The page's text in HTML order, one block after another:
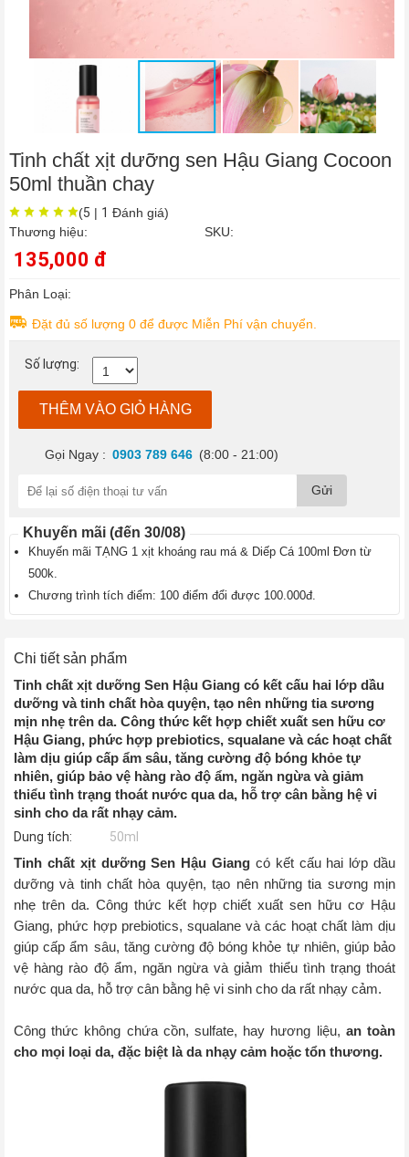
Chăm
sóc
da
›
phẩm
năng
Thực
phẩm
chức
năng
sức
khỏe
› Thực
chức
làm
›
Bách
hóa
Online
Bánh
› Trà
›
Tinh chất xịt dưỡng sen Hậu Giang Cocoon
50ml thuần chay
(5 | 1 Đánh giá)
Thương hiệu:
SKU:
135,000 đ
Phân Loại:
Đặt đủ số lượng 0 để được Miễn Phí vận chuyển.
Số lượng:
THÊM VÀO GIỎ HÀNG
Gọi Ngay : 0903 789 646 (8:00 - 21:00)
Gửi
Khuyến mãi (đến 30/08)
Khuyến mãi TẶNG 1 xịt khoáng rau má & Diếp Cá 100ml Đơn từ
500k.
Chương trình tích điểm: 100 điểm đổi được 100.000đ.
Chi tiết sản phẩm
Tinh chất xịt dưỡng Sen Hậu Giang có kết cấu hai lớp dầu
dưỡng và tinh chất hòa quyện, tạo nên những tia sương
mịn nhẹ trên da. Công thức kết hợp chiết xuất sen hữu cơ
Hậu Giang, phức hợp prebiotics, squalane và các hoạt chất
làm dịu giúp cấp ẩm sâu, tăng cường độ bóng khỏe tự
nhiên, giúp bảo vệ hàng rào độ ẩm, ngăn ngừa và giảm
thiểu tình trạng thoát nước qua da, hỗ trợ cân bằng hệ vi
sinh cho da rất nhạy cảm.
Dung tích: 50ml
Tinh chất xịt dưỡng Sen Hậu Giang có kết cấu hai lớp dầu
dưỡng và tinh chất hòa quyện, tạo nên những tia sương mịn
nhẹ trên da. Công thức kết hợp chiết xuất sen hữu cơ Hậu
Giang, phức hợp prebiotics, squalane và các hoạt chất làm dịu
giúp cấp ẩm sâu, tăng cường độ bóng khỏe tự nhiên, giúp bảo
vệ hàng rào độ ẩm, ngăn ngừa và giảm thiểu tình trạng thoát
nước qua da, hỗ trợ cân bằng hệ vi sinh cho da rất nhạy cảm.
Công thức không chứa cồn, sulfate, hay hương liệu, an toàn
cho mọi loại da, đặc biệt là da nhạy cảm hoặc tổn thương.